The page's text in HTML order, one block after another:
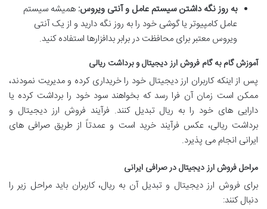
به روز نگه داشتن سیستم عامل و آنتی ویروس: همیشه سیستم
عامل کامپیوتر یا گوشی خود را به روز نگه دارید و از یک آنتی
ویروس معتبر برای محافظت در برابر بدافزارها استفاده کنید.
آموزش گام به گام فروش ارز دیجیتال و برداشت ریالی
پس از اینکه کاربران ارز دیجیتال خود را خریداری کرده و مدیریت نمودند،
ممکن است زمان آن فرا رسد که بخواهند سود خود را برداشت کرده یا
دارایی های خود را به ریال تبدیل کنند. فرآیند فروش ارز دیجیتال و
برداشت ریالی، عکس فرآیند خرید است و عمدتاً از طریق صرافی های
ایرانی انجام می پذیرد.
مراحل فروش ارز دیجیتال در صرافی ایرانی
برای فروش ارز دیجیتال و تبدیل آن به ریال، کاربران باید مراحل زیر را
دنبال کنند: